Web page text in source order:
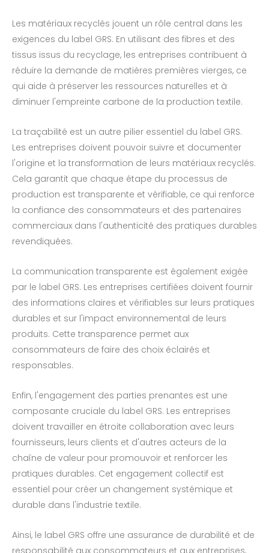
Les matériaux recyclés jouent un rôle central dans les
exigences du label GRS. En utilisant des fibres et des
tissus issus du recyclage, les entreprises contribuent à
réduire la demande de matières premières vierges, ce
qui aide à préserver les ressources naturelles et à
diminuer l'empreinte carbone de la production textile.
La traçabilité est un autre pilier essentiel du label GRS.
Les entreprises doivent pouvoir suivre et documenter
l'origine et la transformation de leurs matériaux recyclés.
Cela garantit que chaque étape du processus de
production est transparente et vérifiable, ce qui renforce
la confiance des consommateurs et des partenaires
commerciaux dans l'authenticité des pratiques durables
revendiquées.
La communication transparente est également exigée
par le label GRS. Les entreprises certifiées doivent fournir
des informations claires et vérifiables sur leurs pratiques
durables et sur l'impact environnemental de leurs
produits. Cette transparence permet aux
consommateurs de faire des choix éclairés et
responsables.
Enfin, l'engagement des parties prenantes est une
composante cruciale du label GRS. Les entreprises
doivent travailler en étroite collaboration avec leurs
fournisseurs, leurs clients et d'autres acteurs de la
chaîne de valeur pour promouvoir et renforcer les
pratiques durables. Cet engagement collectif est
essentiel pour créer un changement systémique et
durable dans l'industrie textile.
Ainsi, le label GRS offre une assurance de durabilité et de
responsabilité aux consommateurs et aux entreprises,